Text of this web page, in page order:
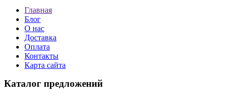
Главная
Блог
О нас
Доставка
Оплата
Контакты
Карта сайта
Каталог предложений